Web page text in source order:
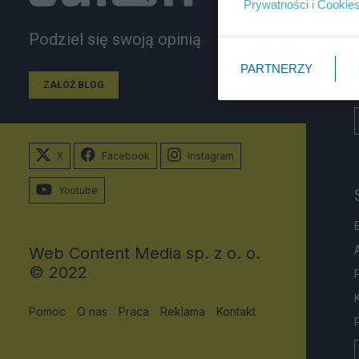
Podziel się swoją opinią
ZAŁÓŻ BLOG
X Facebook Instagram
Youtube
Web Content Media sp. z o. o.
© 2022
Pomoc O nas Praca Reklama Kontakt
Prywatności i Cookies
PARTNERZY